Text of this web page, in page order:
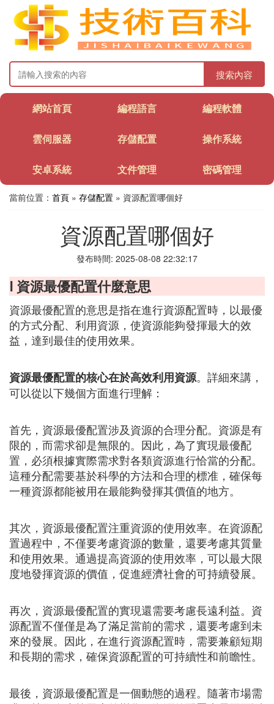
搜索內容
網站首頁 編程語言 編程軟體
雲伺服器 存儲配置 操作系統
安卓系統 文件管理 密碼管理
當前位置： 首頁 » 存儲配置 » 資源配置哪個好
資源配置哪個好
發布時間: 2025-08-08 22:32:17
Ⅰ 資源最優配置什麼意思
資源最優配置的意思是指在進行資源配置時，以最優
的方式分配、利用資源，使資源能夠發揮最大的效
益，達到最佳的使用效果。
資源最優配置的核心在於高效利用資源。詳細來講，
可以從以下幾個方面進行理解：
首先，資源最優配置涉及資源的合理分配。資源是有
限的，而需求卻是無限的。因此，為了實現最優配
置，必須根據實際需求對各類資源進行恰當的分配。
這種分配需要基於科學的方法和合理的標准，確保每
一種資源都能被用在最能夠發揮其價值的地方。
其次，資源最優配置注重資源的使用效率。在資源配
置過程中，不僅要考慮資源的數量，還要考慮其質量
和使用效果。通過提高資源的使用效率，可以最大限
度地發揮資源的價值，促進經濟社會的可持續發展。
再次，資源最優配置的實現還需要考慮長遠利益。資
源配置不僅僅是為了滿足當前的需求，還要考慮到未
來的發展。因此，在進行資源配置時，需要兼顧短期
和長期的需求，確保資源配置的可持續性和前瞻性。
最後，資源最優配置是一個動態的過程。隨著市場需